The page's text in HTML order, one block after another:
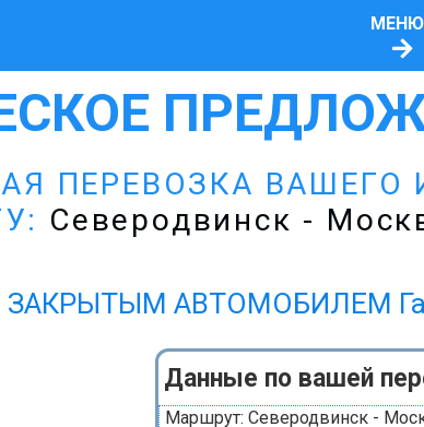
МЕНЮ
ПЕРЕВОЗКА ВАШЕГО
Северодвинск -
АВТОМОБИЛЕМ
Данные по вашей
Маршрут: Северодвинск -